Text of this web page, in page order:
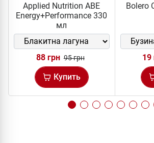
Applied Nutrition ABE
Energy+Performance 330
мл
88 грн 95 грн
Купить
Bolero
19